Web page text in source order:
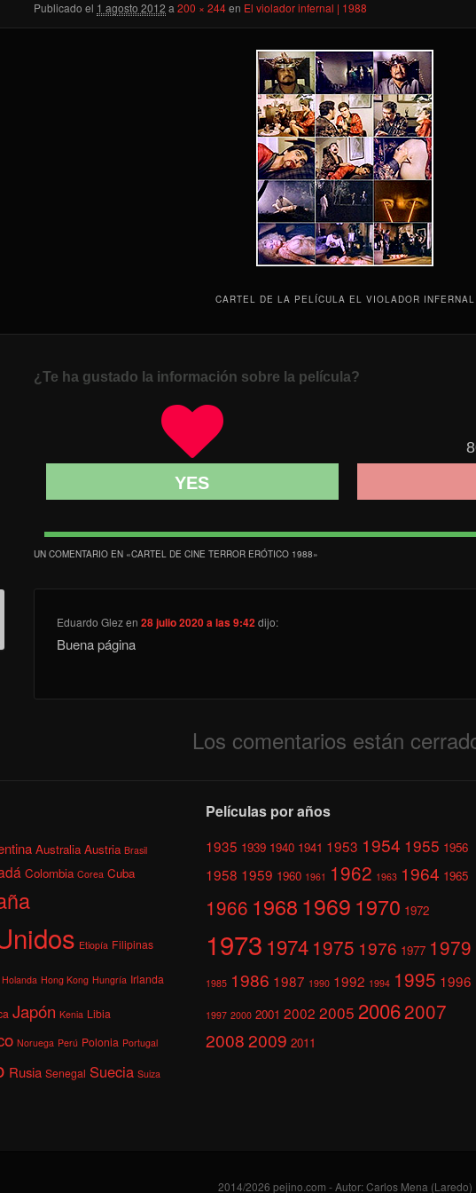
Publicado el 1 agosto 2012 a200 × 244en El violador infernal | 1988
CARTEL DE LA PELÍCULA EL VIOLADOR INFERNAL
¿Te ha gustado la información sobre la película?
YES
UN COMENTARIO EN «CARTEL DE CINE TERROR ERÓTICO 1988»
Eduardo Glezen 28 julio 2020 a las 9:42dijo:
Buena página
Los comentarios están
Australia Austria Brasil
Colombia Corea Cuba
Etiopía Filipinas
Holanda Hong Kong Hungría Irlanda
Japón Kenia Libia
Noruega Perú Polonia Portugal
Rusia Senegal Suecia Suiza
Películas por años
1935 1939 1940 1941 1953 1954 1955 1956
1958 1959 1960 1961 1962 1963 1964 1965
1966 1968 1969 1970 1972
1973 1974 1975 1976 1977 1979
1985 1986 1987 1990 1992 1994 1995 1996
1997 2000 2001 2002 2005 20062007
20082009 2011
2014/2026 pejino.com - Autor: Carlos Mena (Laredo)